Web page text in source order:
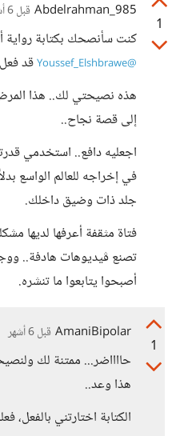
1
Abdelrahman_985 قبل 6 أشهر
كنت سأنصحك بكتابة رواية
@Youssef_Elshbrawe
قد
هذه نصيحتي لك.. هذا
إلى قصة نجاح..
اجعليه دافع.. استخدمي
في إخراجه للعالم الواسع
جلد ذات وضيق داخلك.
فتاة مثقفة أعرفها لديها
تصنع ڤيديوهات هادفة..
أصبحوا يتابعوا ما تنشره.
1
AmaniBipolar قبل 6 أشهر
حااااضر... ممتنة لك
هذا وعد..
الكتابة اختارتني بالفعل،